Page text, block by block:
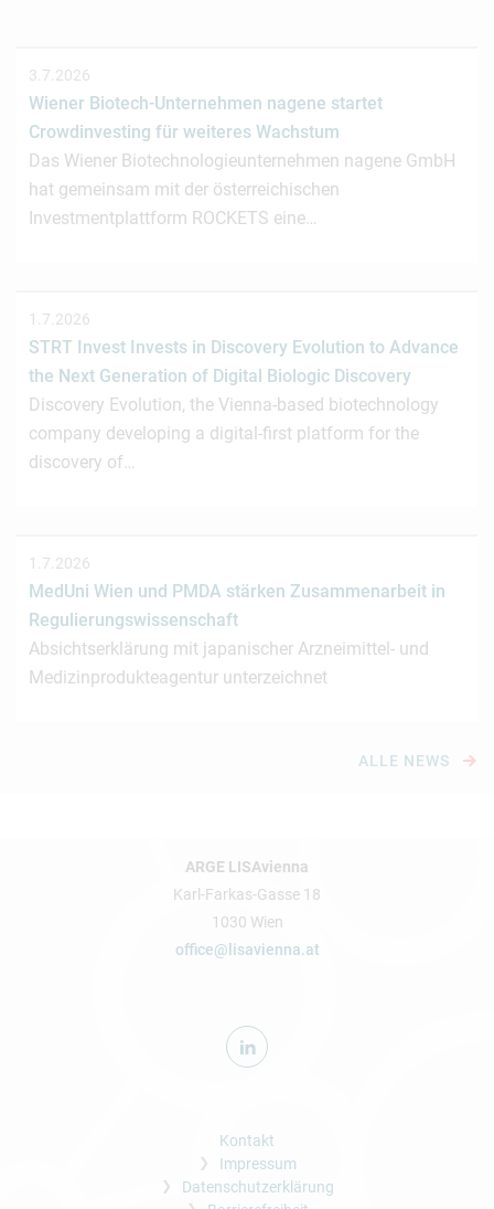
3.7.2026
Wiener Biotech-Unternehmen nagene startet
Crowdinvesting für weiteres Wachstum
Das Wiener Biotechnologieunternehmen nagene GmbH
hat gemeinsam mit der österreichischen
Investmentplattform ROCKETS eine…
1.7.2026
STRT Invest Invests in Discovery Evolution to Advance
the Next Generation of Digital Biologic Discovery
Discovery Evolution, the Vienna-based biotechnology
company developing a digital-first platform for the
discovery of…
1.7.2026
MedUni Wien und PMDA stärken Zusammenarbeit in
Regulierungswissenschaft
Absichtserklärung mit japanischer Arzneimittel- und
Medizinprodukteagentur unterzeichnet
ALLE NEWS
ARGE LISAvienna
Karl-Farkas-Gasse 18
1030 Wien
office@lisavienna.at
Kontakt
Impressum
Datenschutzerklärung